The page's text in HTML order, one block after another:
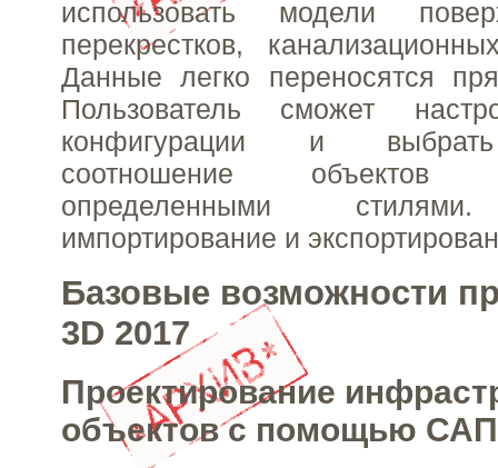
использовать модели
перекрестков,
Данные легко переносятся
Пользователь сможет
конфигурации и
соотношение
определенными
импортирование и
Базовые возможности
3D 2017
Проектирование
объектов с помощью